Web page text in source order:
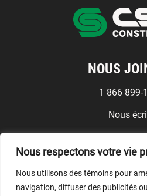
Nous respectons votre vie
Nous utilisons des témoins pour
navigation, diffuser des publicités
NOUS
1 866 899-
Nous
Conditions
NOUS